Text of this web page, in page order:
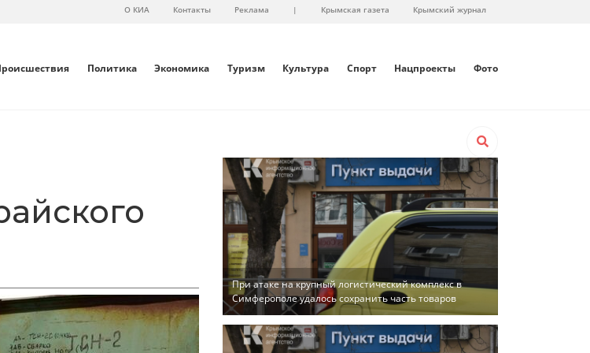
О КИА Контакты Реклама | Крымская газета Крымский журнал
Политика Экономика Туризм Культура Спорт Нацпроекты Фото
При атаке на крупный логистический комплекс в
Симферополе удалось сохранить часть товаров